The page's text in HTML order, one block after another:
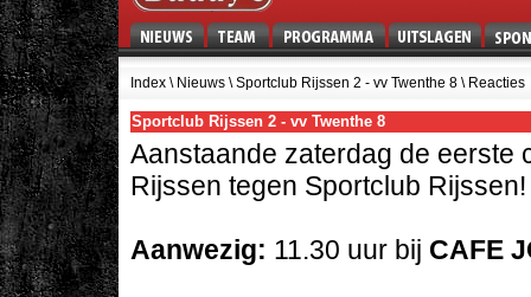
Index \ Nieuws \ Sportclub Rijssen 2 - vv Twenthe 8 \ Reacties
Sportclub Rijssen 2 - vv Twenthe 8
Aanstaande zaterdag de eerste
Rijssen tegen Sportclub Rijssen!
Aanwezig: 11.30 uur bij CAFE